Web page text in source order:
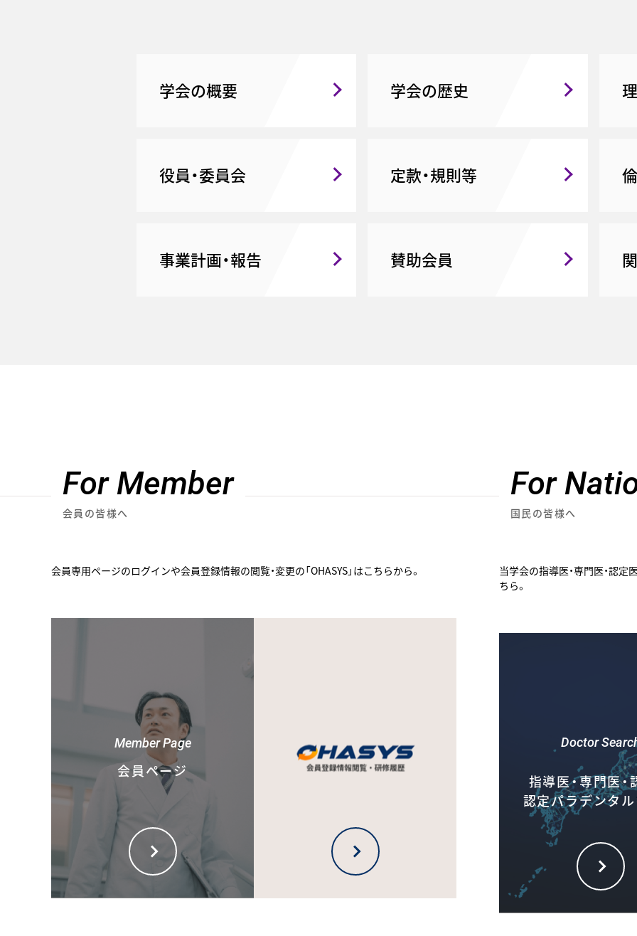
学会の概要 学会の歴史
役員・委員会 定款・規則等
事業計画・報告 賛助会員
For Member
会員の皆様へ
会員専用ページのログインや会員登録情報の閲覧・変更の「OHASYS」はこちらから。
Member Page
会員ページ
For
国民の皆様へ
当学会の指導医・専門医・認
ちら。
Doctor
指導医・専門医・
認定パラデンタ